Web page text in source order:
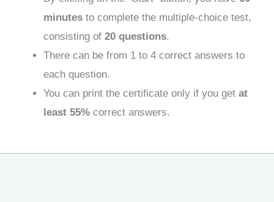
minutes to complete the multiple-choice test,
consisting of 20 questions.
There can be from 1 to 4 correct answers to
each question.
You can print the certificate only if you get at
least 55% correct answers.